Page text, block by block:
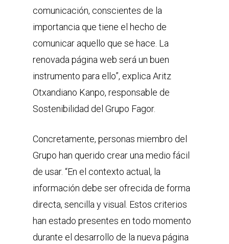
comunicación, conscientes de la
importancia que tiene el hecho de
comunicar aquello que se hace. La
renovada página web será un buen
instrumento para ello”, explica Aritz
Otxandiano Kanpo, responsable de
Sostenibilidad del Grupo Fagor.
Concretamente, personas miembro del
Grupo han querido crear una medio fácil
de usar. “En el contexto actual, la
información debe ser ofrecida de forma
directa, sencilla y visual. Estos criterios
han estado presentes en todo momento
durante el desarrollo de la nueva página